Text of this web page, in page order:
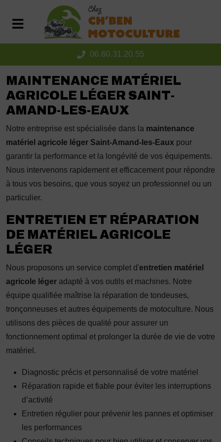
06.60.31.20.55
MAINTENANCE MATÉRIEL
AGRICOLE LÉGER SAINT-
AMAND-LES-EAUX
Notre entreprise est spécialisée dans la maintenance
matériel agricole léger Saint-Amand-les-Eaux pour
garantir la performance et la longévité de vos équipements.
Nous intervenons rapidement et efficacement pour répondre
à tous vos besoins, que vous soyez un professionnel ou un
particulier.
ENTRETIEN ET RÉPARATION
DE MATÉRIEL AGRICOLE
LÉGER
Nous proposons un service complet d'entretien matériel
agricole léger adapté à vos outils et machines. Notre
équipe qualifiée maîtrise la réparation de tondeuses,
tronçonneuses et autres équipements de motoculture. Nous
utilisons des pièces de qualité pour assurer un
fonctionnement optimal et prolonger la durée de vie de votre
matériel.
Diagnostic précis et personnalisé de votre matériel
Réparation rapide et fiable pour éviter les interruptions
d’activité
Entretien régulier pour prévenir les pannes et optimiser
les performances
Panneau de gestion des cookies